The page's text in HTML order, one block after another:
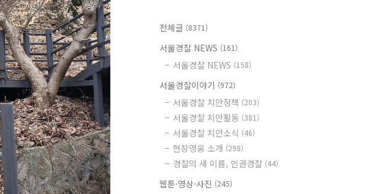
전체글 (8371)
서울경찰 NEWS (161)
서울경찰 NEWS (158)
서울경찰이야기 (972)
서울경찰 치안정책 (203)
서울경찰 치안활동 (381)
서울경찰 치안소식 (46)
현장영웅 소개 (298)
경찰의 새 이름, 인권경찰 (44)
웹툰·영상·사진 (245)